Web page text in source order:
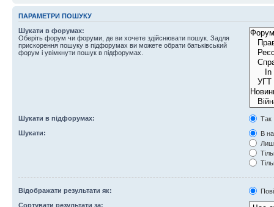
ПАРАМЕТРИ ПОШУКУ
Шукати в форумах:
Оберіть форум чи форуми, де ви хочете здійснювати пошук. Задля
прискорення пошуку в підфорумах ви можете обрати батьківський
форум і увімкнути пошук в підфорумах.
Шукати в підфорумах:
Так
Шукати:
В
Відображати результати як:
Сортувати результати за: